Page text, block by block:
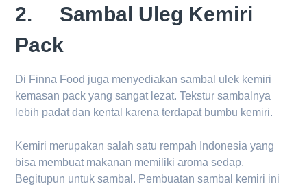
2. Sambal Uleg Kemiri
Pack
Di Finna Food juga menyediakan sambal ulek kemiri
kemasan pack yang sangat lezat. Tekstur sambalnya
lebih padat dan kental karena terdapat bumbu kemiri.
Kemiri merupakan salah satu rempah Indonesia yang
bisa membuat makanan memiliki aroma sedap,
Begitupun untuk sambal. Pembuatan sambal kemiri ini